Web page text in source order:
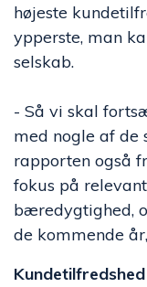
højeste
ypperste, man
selskab.
- Så vi skal
med nogle af de
rapporten også
fokus på
bæredygtighed,
de kommende